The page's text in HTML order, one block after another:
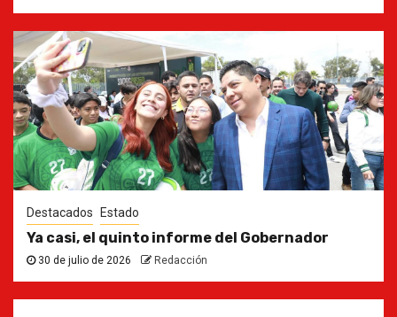
Destacados Estado
Ya casi, el quinto informe del Gobernador
30 de julio de 2026 Redacción